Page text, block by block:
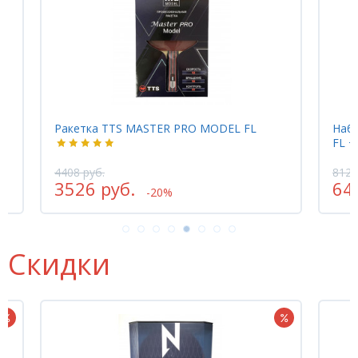
Ракетка TTS MASTER PRO MODEL FL
4408 руб.
3526 руб. -20%
FL
Скидки